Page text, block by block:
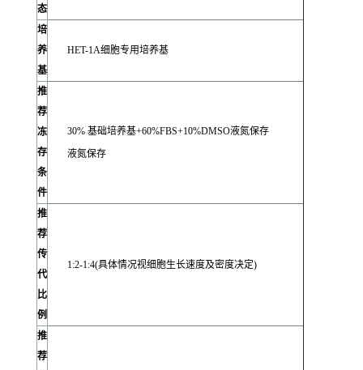
态
培
养
基
HET-1A细胞专用培养基
推
荐
冻
存
条
件
30% 基础培养基+60%FBS+10%DMSO液氮保存
液氮保存
推
荐
传
代
比
例
1:2-1:4(具体情况视细胞生长速度及密度决定)
推
荐